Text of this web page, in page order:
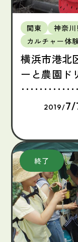
関東 神奈川
カルチャー体
横浜市港北
ーと農園ド
2019/7/